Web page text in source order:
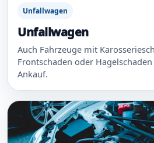
Unfallwagen
Unfallwagen
Auch Fahrzeuge mit
Frontschaden oder
Ankauf.